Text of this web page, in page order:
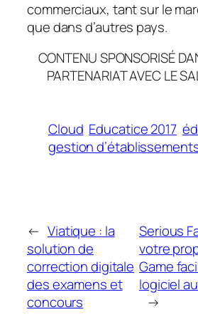
commerciaux, tant sur le
que dans d’autres pays.
CONTENU SPONSORISÉ
PARTENARIAT AVEC LE
Cloud Educatice 2017
gestion
← Viatique : la
solution de
correction digitale
des examens et
concours
Serious
votre
Game
logiciel
→